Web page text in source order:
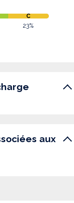
C
23%
aux